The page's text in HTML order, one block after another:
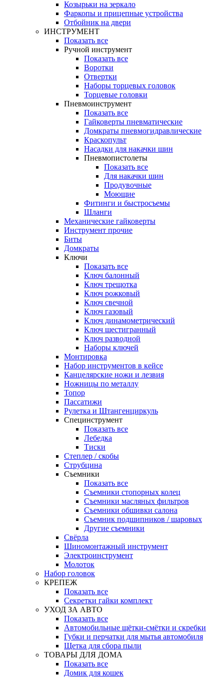
Козырьки на зеркало
Фаркопы и прицепные устройства
Отбойник на двери
ИНСТРУМЕНТ
Показать все
Ручной инструмент
Показать все
Воротки
Отвертки
Наборы торцевых головок
Торцевые головки
Пневмоинструмент
Показать все
Гайковерты пневматические
Домкраты пневмогидравлические
Краскопульт
Насадки для накачки шин
Пневмопистолеты
Показать все
Для накачки шин
Продувочные
Моющие
Фитинги и быстросъемы
Шланги
Механические гайковерты
Инструмент прочиe
Биты
Домкраты
Ключи
Показать все
Ключ балонный
Ключ трещотка
Ключ рожковый
Ключ свечной
Ключ газовый
Ключ динамометрический
Ключ шестигранный
Ключ разводной
Наборы ключей
Монтировка
Набор инструментов в кейсе
Канцелярские ножи и лезвия
Ножницы по металлу
Топор
Пассатижи
Рулетка и Штангенциркуль
Специнструмент
Показать все
Лебедка
Тиски
Степлер / скобы
Струбцина
Съемники
Показать все
Съемники стопорных колец
Съемники масляных фильтров
Съемники обшивки салона
Съемник подшипников / шаровых
Другие съемники
Свёрла
Шиномонтажный инструмент
Электроинструмент
Молоток
Набор головок
КРЕПЕЖ
Показать все
Секретки гайки комплект
УХОД ЗА АВТО
Показать все
Автомобильные щётки-смётки и скребки
Губки и перчатки для мытья автомобиля
Щетка для сбора пыли
ТОВАРЫ ДЛЯ ДОМА
Показать все
Домик для кошек